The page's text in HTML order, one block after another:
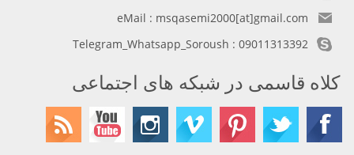
eMail : msqasemi2000[at]gmail.com
Telegram_Whatsapp_Soroush : 09011313392
کلاه قاسمی در شبکه های اجتماعی